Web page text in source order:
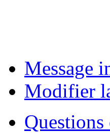
Message
Modifier
Questions